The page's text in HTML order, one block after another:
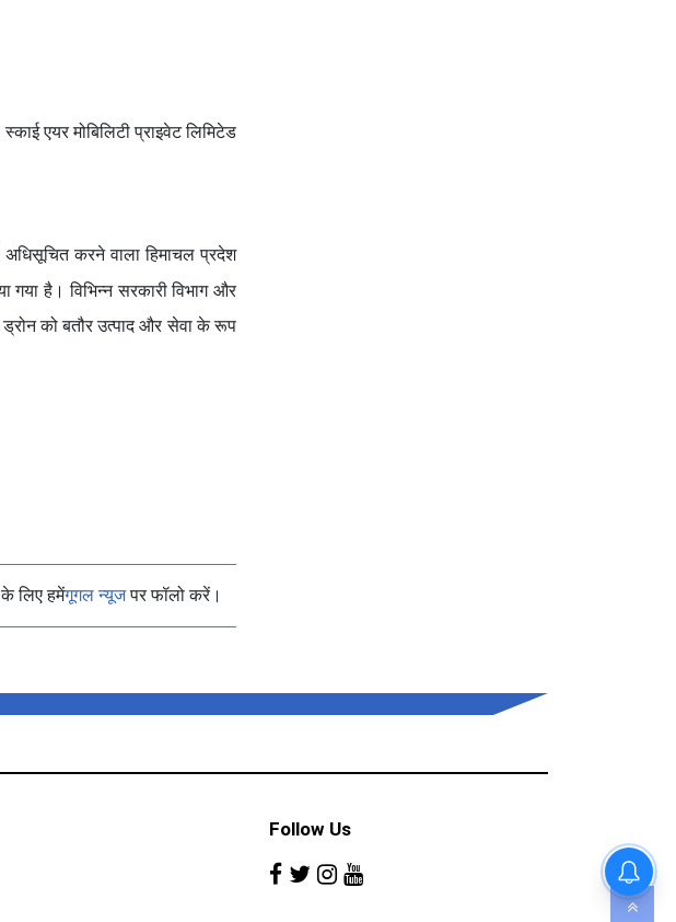
एयर मोबिलिटी प्राइवेट लिमिटेड
करने वाला हिमाचल प्रदेश
है। विभिन्न सरकारी विभाग और
को बतौर उत्पाद और सेवा के रूप
लिए हमेंगूगल न्यूजपर फॉलो करें।
Follow Us